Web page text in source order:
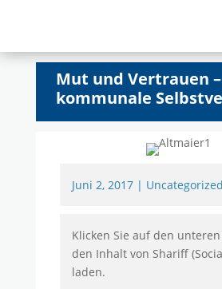
Mut und Vertrauen
kommunale
Juni 2, 2017| Uncategorized
Klicken Sie auf den
den Inhalt von Shariff
laden.